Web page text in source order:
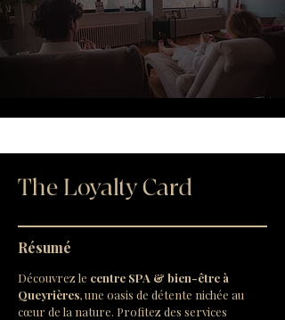
The Loyalty Card
Résumé
Découvrez le centre SPA & bien-être à
Queyrières, une oasis de détente nichée au
cœur de la nature. Profitez des services